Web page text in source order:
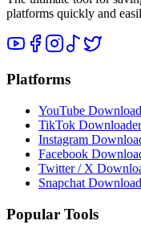
platforms quickly and
Platforms
YouTube
TikTok Downloader
Instagram
Facebook
Twitter / X
Snapchat
Popular Tools